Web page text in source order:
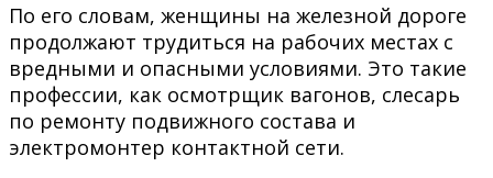
По его словам, женщины на железной дороге
продолжают трудиться на рабочих местах с
вредными и опасными условиями. Это такие
профессии, как осмотрщик вагонов, слесарь
по ремонту подвижного состава и
электромонтер контактной сети.